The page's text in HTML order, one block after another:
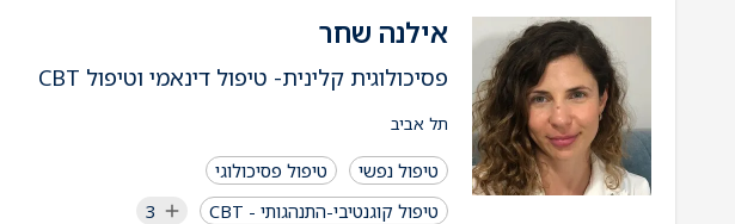
אילנה שחר
פסיכולוגית קלינית- טיפול דינאמי וטיפול CBT
תל אביב
טיפול נפשי
טיפול פסיכולוגי
טיפול קוגנטיבי-התנהגותי - CBT
3